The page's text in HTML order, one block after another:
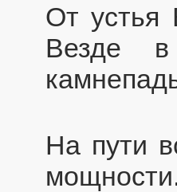
От устья
Везде в
На пути